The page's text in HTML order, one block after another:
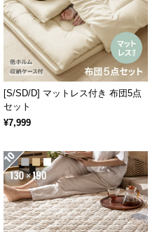
[S/SD/D] マットレス付き 布団5点
セット
¥7,999